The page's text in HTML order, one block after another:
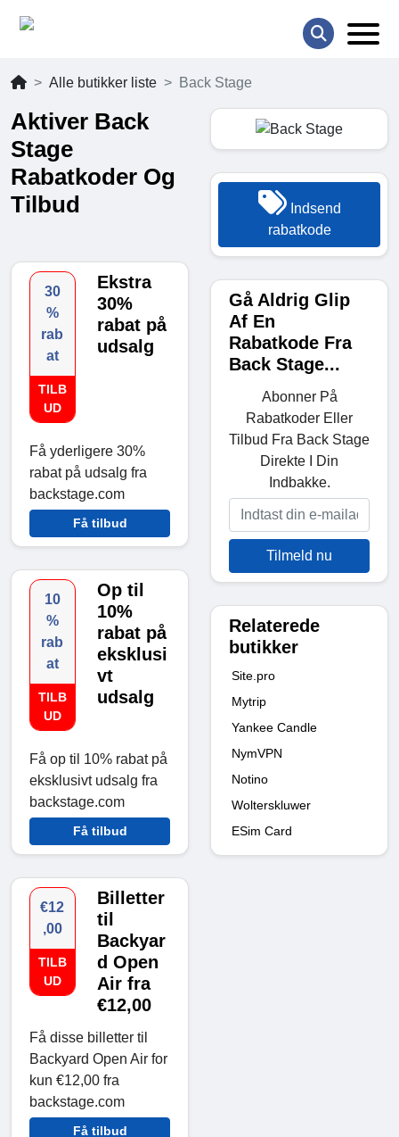
Alle butikker liste Back Stage
Aktiver Back
Stage
Rabatkoder Og
Tilbud
30
%
rab
at
TILB
UD
Ekstra
30%
rabat på
udsalg
Få yderligere 30%
rabat på udsalg fra
backstage.com
Få tilbud
10
%
rab
at
TILB
UD
Op til
10%
rabat på
eksklusi
vt
udsalg
Få op til 10% rabat på
eksklusivt udsalg fra
backstage.com
Få tilbud
€12
,00
TILB
UD
Billetter
til
Backyar
d Open
Air fra
€12,00
Få disse billetter til
Backyard Open Air for
kun €12,00 fra
backstage.com
Få tilbud
Indsend
rabatkode
Gå Aldrig Glip
Af En
Rabatkode Fra
Back Stage...
Abonner På
Rabatkoder Eller
Tilbud Fra Back Stage
Direkte I Din
Indbakke.
Tilmeld nu
Relaterede
butikker
Site.pro
Mytrip
Yankee Candle
NymVPN
Notino
Wolterskluwer
ESim Card